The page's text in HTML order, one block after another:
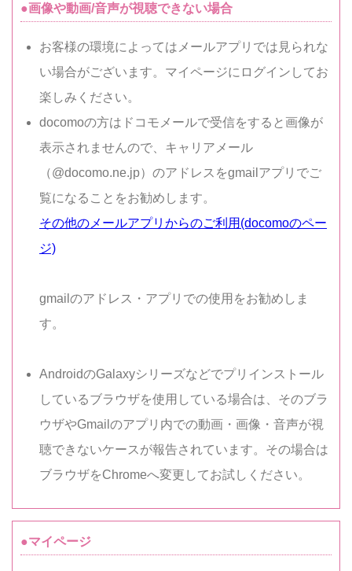
●画像や動画/音声が視聴できない場合
お客様の環境によってはメールアプリでは見られな
い場合がございます。マイページにログインしてお
楽しみください。
docomoの方はドコモメールで受信をすると画像が
表示されませんので、キャリアメール
（@docomo.ne.jp）のアドレスをgmailアプリでご
覧になることをお勧めします。
その他のメールアプリからのご利用(docomoのペー
ジ)
gmailのアドレス・アプリでの使用をお勧めしま
す。
AndroidのGalaxyシリーズなどでプリインストール
しているブラウザを使用している場合は、そのブラ
ウザやGmailのアプリ内での動画・画像・音声が視
聴できないケースが報告されています。その場合は
ブラウザをChromeへ変更してお試しください。
●マイページ